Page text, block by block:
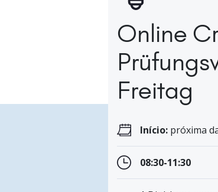
Online
Freitag
Início:próxima
08:30-11:30